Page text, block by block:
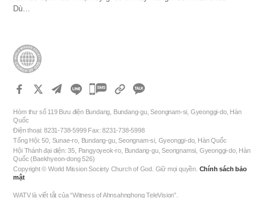
Dù…
카
오
톡
공
하
Hòm thư số 119 Bưu điện Bundang, Bundang-gu, Seongnam-si, Gyeonggi-do, Hàn
Quốc
Điện thoại: 8231-738-5999 Fax: 8231-738-5998
Tổng Hội: 50, Sunae-ro, Bundang-gu, Seongnam-si, Gyeonggi-do, Hàn Quốc
Hội Thánh đại diện: 35, Pangyoyeok-ro, Bundang-gu, Seongnamsi, Gyeonggi-do, Hàn
Quốc (Baekhyeon-dong 526)
Copyright © World Mission Society Church of God. Giữ mọi quyền. Chính sách bảo
mật
WATV là viết tắt của “Witness of Ahnsahnghong TeleVision”.